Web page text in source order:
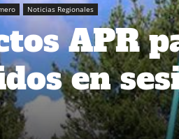
Noticias Regionales
APR
en